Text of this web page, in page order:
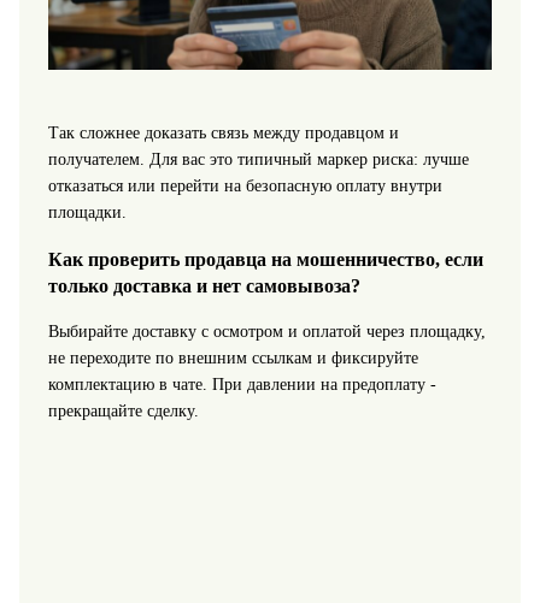
Так сложнее доказать связь между продавцом и
получателем. Для вас это типичный маркер риска: лучше
отказаться или перейти на безопасную оплату внутри
площадки.
Как проверить продавца на мошенничество, если
только доставка и нет самовывоза?
Выбирайте доставку с осмотром и оплатой через площадку,
не переходите по внешним ссылкам и фиксируйте
комплектацию в чате. При давлении на предоплату -
прекращайте сделку.